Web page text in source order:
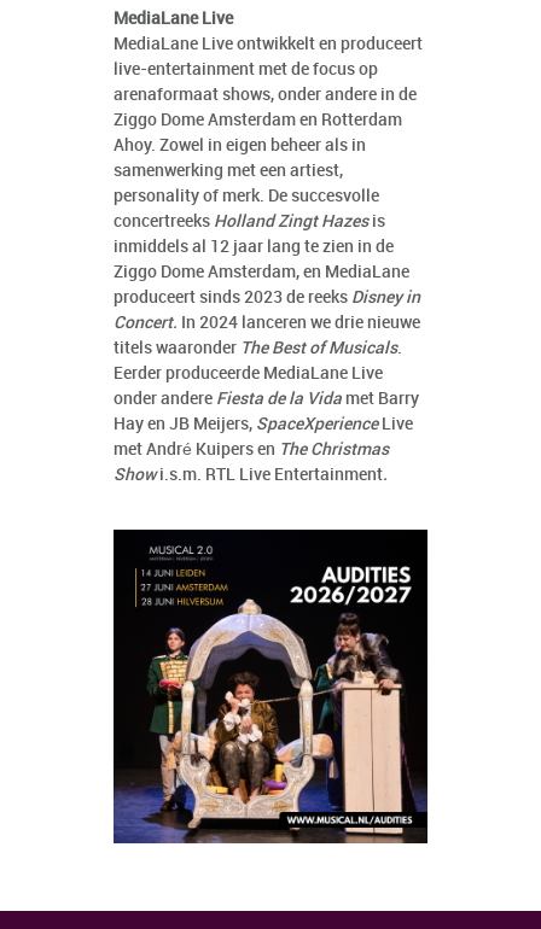
MediaLane Live
MediaLane Live ontwikkelt en produceert
live-entertainment met de focus op
arenaformaat shows, onder andere in de
Ziggo Dome Amsterdam en Rotterdam
Ahoy. Zowel in eigen beheer als in
samenwerking met een artiest,
personality of merk. De succesvolle
concertreeks Holland Zingt Hazesis
inmiddels al 12 jaar lang te zien in de
Ziggo Dome Amsterdam, en MediaLane
produceert sinds 2023 de reeks Disney in
Concert. In 2024 lanceren we drie nieuwe
titels waaronder The Best of Musicals.
Eerder produceerde MediaLane Live
onder andere Fiesta de la Vida met Barry
Hay en JB Meijers, SpaceXperienceLive
met André Kuipers en The Christmas
Showi.s.m. RTL Live Entertainment.